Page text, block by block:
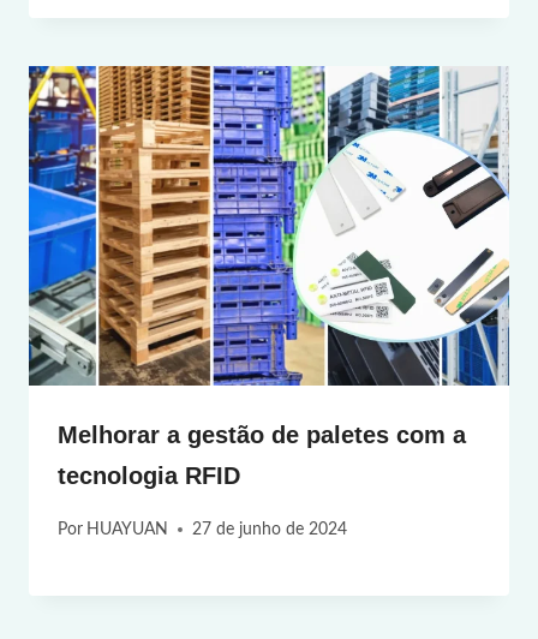
Melhorar a gestão de paletes com a
tecnologia RFID
Por HUAYUAN 27 de junho de 2024